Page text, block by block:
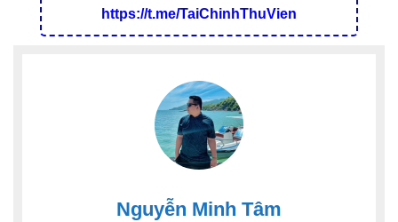
https://t.me/TaiChinhThuVien
Nguyễn Minh Tâm